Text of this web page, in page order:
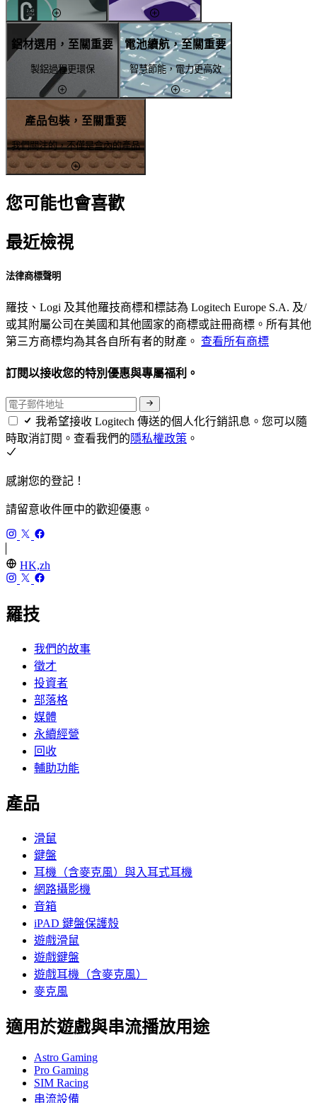
鋁材選用，至關重要
製鋁過程更環保
電池續航，至關重要
智慧節能，電力更高效
產品包裝，至關重要
我們關注的，不僅是盒內的產品
您可能也會喜歡
最近檢視
法律商標聲明
羅技、Logi 及其他羅技商標和標誌為 Logitech Europe S.A. 及/
或其附屬公司在美國和其他國家的商標或註冊商標。所有其他
第三方商標均為其各自所有者的財產。 查看所有商標
訂閱以接收您的特別優惠與專屬福利。
我希望接收 Logitech 傳送的個人化行銷訊息。您可以隨
時取消訂閱。查看我們的隱私權政策 。
感謝您的登記！
請留意收件匣中的歡迎優惠。
HK,zh
羅技
我們的故事
徵才
投資者
部落格
媒體
永續經營
回收
輔助功能
產品
滑鼠
鍵盤
耳機（含麥克風）與入耳式耳機
網路攝影機
音箱
iPAD 鍵盤保護殼
遊戲滑鼠
遊戲鍵盤
遊戲耳機（含麥克風）
麥克風
適用於遊戲與串流播放用途
Astro Gaming
Pro Gaming
SIM Racing
串流設備